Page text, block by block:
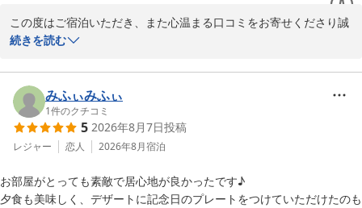
ラビスタ草津ヒルズ（共立リゾート）
2026-05-24
友人や家族にも勧めたいです！また赤ちゃんが生まれたら泊まりに行き
たいです！2人での最後の旅行でこちらに足を運べて良かったです。ホ
テルの従業員の皆様に感謝しています。
この度はご宿泊いただき、また心温まる口コミをお寄せくださり誠
にありがとうございます。
大切なマタニティ旅行に当館をお選びいただけたこと、大変光栄に
思っております。ご滞在中、快適にお過ごしいただけたご様子を拝
見し、スタッフ一同とても嬉しく感じております。
お食事やラウンジサービス、貸切風呂や客室露天風呂までご満喫い
ただけたとのこと、何よりでございます。また、ささやかではござ
しました。
お二人にとって大切なご旅行の思い出作りのお手伝いができました
続きを読む
みふぃみふぃ
1件のクチコミ
5 2026年8月7日投稿
レジャー 恋人 2026年8月宿泊
お部屋がとっても素敵で居心地が良かったです♪
夕食も美味しく、デザートに記念日のプレートをつけていただけたのも